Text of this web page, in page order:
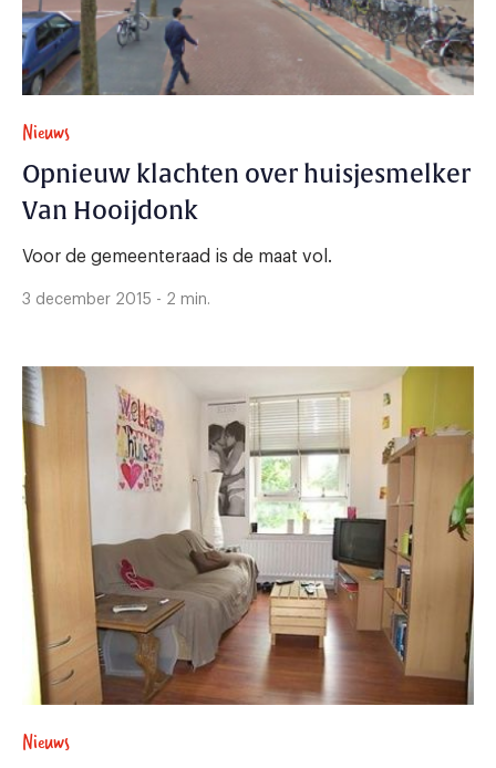
Nieuws
Opnieuw klachten over huisjesmelker
Van Hooijdonk
Voor de gemeenteraad is de maat vol.
3 december 2015 - 2 min.
Nieuws